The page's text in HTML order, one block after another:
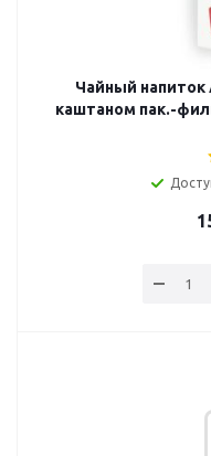
Чайный
каштаном пак.-